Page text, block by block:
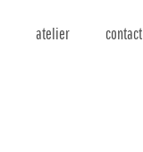
atelier contact